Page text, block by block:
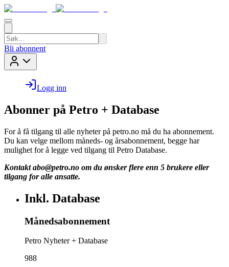
Bli abonnent
Logg inn
Abonner på Petro + Database
For å få tilgang til alle nyheter på petro.no må du ha abonnement.
Du kan velge mellom måneds- og årsabonnement, begge har
mulighet for å legge ved tilgang til Petro Database.
Kontakt abo@petro.no om du ønsker flere enn 5 brukere eller
tilgang for alle ansatte.
Inkl. Database
Månedsabonnement
Petro Nyheter + Database
988